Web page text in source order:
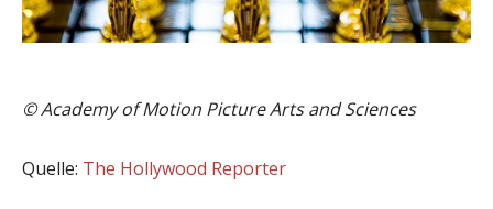
© Academy of Motion Picture Arts and Sciences
Quelle: The Hollywood Reporter